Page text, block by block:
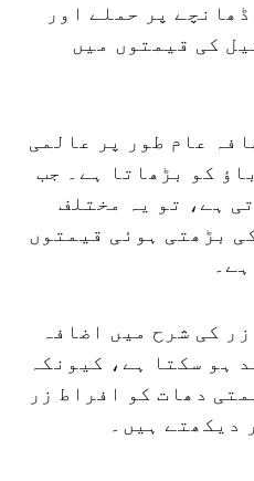
پر حملے اور
کی قیمتوں میں
عام طور پر عالمی
کو بڑھاتا ہے۔ جب
ہے، تو یہ مختلف
بڑھتی ہوئی قیمتوں
کی شرح میں اضافہ
ہو سکتا ہے، کیونکہ
دھات کو افراط زر
دیکھتے ہیں۔